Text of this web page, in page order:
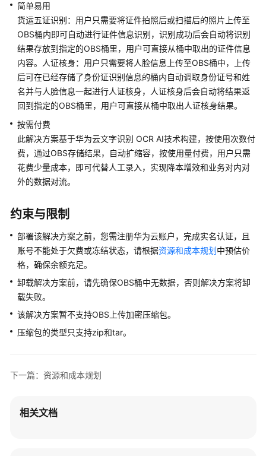
别-
网
络
货
运
解
决
方
方
案
概
述
资
源
和
成
本
划
实
施
附
简单易用
货运五证识别：用户只需要将证件拍照后或扫描后的照片上传至
OBS桶内即可自动进行证件信息识别，识别成功后会自动将识别
结果存放到指定的OBS桶里，用户可直接从桶中取出的证件信息
内容。人证核身：用户只需要将人脸信息上传至OBS桶中，上传
后可在已经存储了身份证识别信息的桶内自动调取身份证号和姓
名并与人脸信息一起进行人证核身，人证核身后会自动将结果返
回到指定的OBS桶里，用户可直接从桶中取出人证核身结果。
按需付费
此解决方案基于华为云文字识别 OCR AI技术构建，按使用次数付
费，通过OBS存储结果，自动扩缩容，按使用量付费，用户只需
花费少量成本，即可代替人工录入，实现降本增效和业务对内对
外的数据对流。
约束与限制
部署该解决方案之前，您需注册华为云账户，完成实名认证，且
账号不能处于欠费或冻结状态，请根据资源和成本规划中预估价
格，确保余额充足。
卸载解决方案前，请先确保OBS桶中无数据，否则解决方案将卸
载失败。
该解决方案暂不支持OBS上传加密压缩包。
压缩包的类型只支持zip和tar。
下一篇：资源和成本规划
相关文档